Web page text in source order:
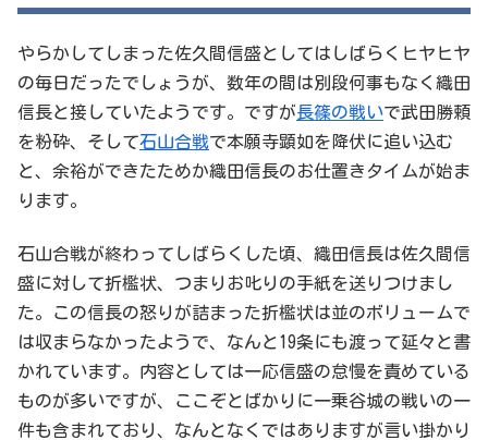
やらかしてしまった佐久間信盛としてはしばらくヒヤヒヤ
の毎日だったでしょうが、数年の間は別段何事もなく織田
信長と接していたようです。ですが長篠の戦いで武田勝頼
を粉砕、そして石山合戦で本願寺顕如を降伏に追い込む
と、余裕ができたためか織田信長のお仕置きタイムが始ま
ります。
石山合戦が終わってしばらくした頃、織田信長は佐久間信
盛に対して折檻状、つまりお叱りの手紙を送りつけまし
た。この信長の怒りが詰まった折檻状は並のボリュームで
は収まらなかったようで、なんと19条にも渡って延々と書
かれています。内容としては一応信盛の怠慢を責めている
ものが多いですが、ここぞとばかりに一乗谷城の戦いの一
件も含まれており、なんとなくではありますが言い掛かり